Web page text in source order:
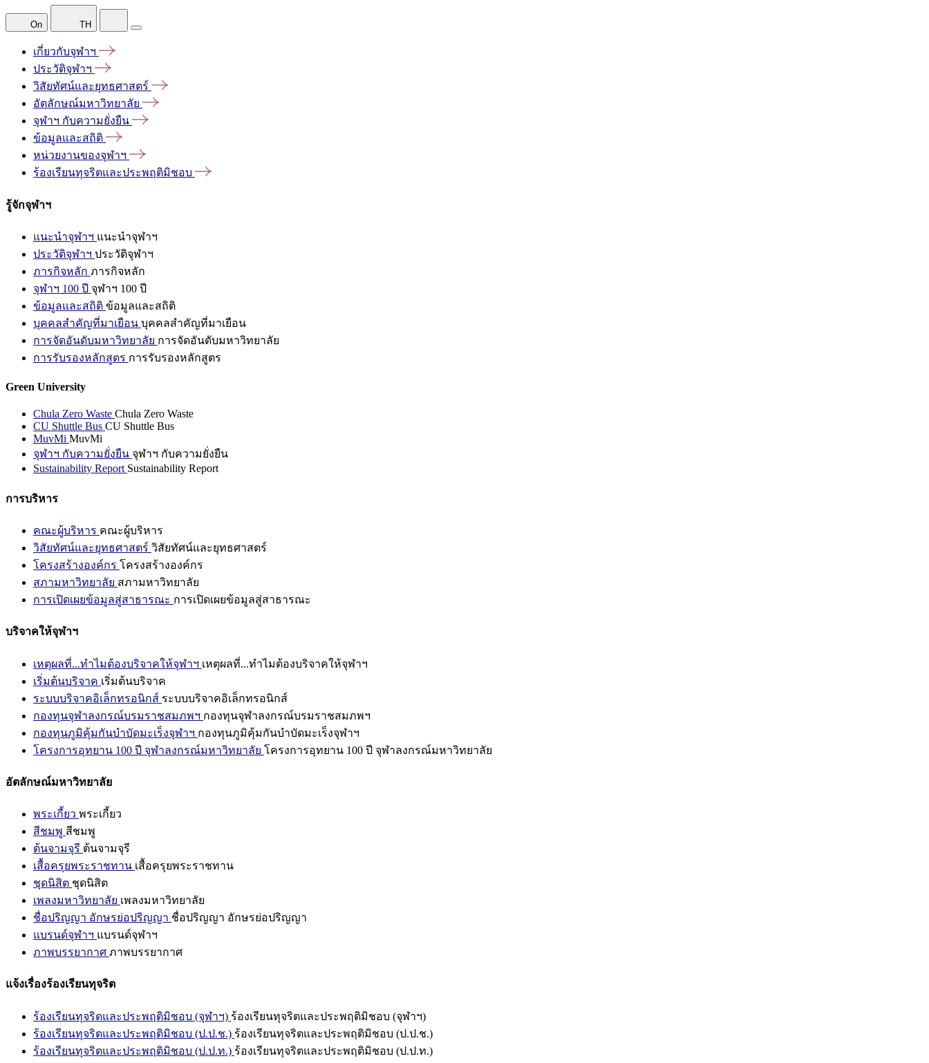
On TH
เกี่ยวกับจุฬาฯ
ประวัติจุฬาฯ
วิสัยทัศน์และยุทธศาสตร์
อัตลักษณ์มหาวิทยาลัย
จุฬาฯ กับความยั่งยืน
ข้อมูลและสถิติ
หน่วยงานของจุฬาฯ
ร้องเรียนทุจริตและประพฤติมิชอบ
รู้จักจุฬาฯ
แนะนำจุฬาฯ แนะนำจุฬาฯ
ประวัติจุฬาฯ ประวัติจุฬาฯ
ภารกิจหลัก ภารกิจหลัก
จุฬาฯ 100 ปี จุฬาฯ 100 ปี
ข้อมูลและสถิติ ข้อมูลและสถิติ
บุคคลสำคัญที่มาเยือน บุคคลสำคัญที่มาเยือน
การจัดอันดับมหาวิทยาลัย การจัดอันดับมหาวิทยาลัย
การรับรองหลักสูตร การรับรองหลักสูตร
Green University
Chula Zero Waste Chula Zero Waste
CU Shuttle Bus CU Shuttle Bus
MuvMi MuvMi
จุฬาฯ กับความยั่งยืน จุฬาฯ กับความยั่งยืน
Sustainability Report Sustainability Report
การบริหาร
คณะผู้บริหาร คณะผู้บริหาร
วิสัยทัศน์และยุทธศาสตร์ วิสัยทัศน์และยุทธศาสตร์
โครงสร้างองค์กร โครงสร้างองค์กร
สภามหาวิทยาลัย สภามหาวิทยาลัย
การเปิดเผยข้อมูลสู่สาธารณะ การเปิดเผยข้อมูลสู่สาธารณะ
บริจาคให้จุฬาฯ
เหตุผลที่...ทำไมต้องบริจาคให้จุฬาฯ เหตุผลที่...ทำไมต้องบริจาคให้จุฬาฯ
เริ่มต้นบริจาค เริ่มต้นบริจาค
ระบบบริจาคอิเล็กทรอนิกส์ ระบบบริจาคอิเล็กทรอนิกส์
กองทุนจุฬาลงกรณ์บรมราชสมภพฯ กองทุนจุฬาลงกรณ์บรมราชสมภพฯ
กองทุนภูมิคุ้มกันบำบัดมะเร็งจุฬาฯ กองทุนภูมิคุ้มกันบำบัดมะเร็งจุฬาฯ
โครงการอุทยาน 100 ปี จุฬาลงกรณ์มหาวิทยาลัย โครงการอุทยาน 100 ปี จุฬาลงกรณ์มหาวิทยาลัย
อัตลักษณ์มหาวิทยาลัย
พระเกี้ยว พระเกี้ยว
สีชมพู สีชมพู
ต้นจามจุรี ต้นจามจุรี
เสื้อครุยพระราชทาน เสื้อครุยพระราชทาน
ชุดนิสิต ชุดนิสิต
เพลงมหาวิทยาลัย เพลงมหาวิทยาลัย
ชื่อปริญญา อักษรย่อปริญญา ชื่อปริญญา อักษรย่อปริญญา
แบรนด์จุฬาฯ แบรนด์จุฬาฯ
ภาพบรรยากาศ ภาพบรรยากาศ
แจ้งเรื่องร้องเรียนทุจริต
ร้องเรียนทุจริตและประพฤติมิชอบ (จุฬาฯ) ร้องเรียนทุจริตและประพฤติมิชอบ (จุฬาฯ)
ร้องเรียนทุจริตและประพฤติมิชอบ (ป.ป.ช.) ร้องเรียนทุจริตและประพฤติมิชอบ (ป.ป.ช.)
ร้องเรียนทุจริตและประพฤติมิชอบ (ป.ป.ท.) ร้องเรียนทุจริตและประพฤติมิชอบ (ป.ป.ท.)